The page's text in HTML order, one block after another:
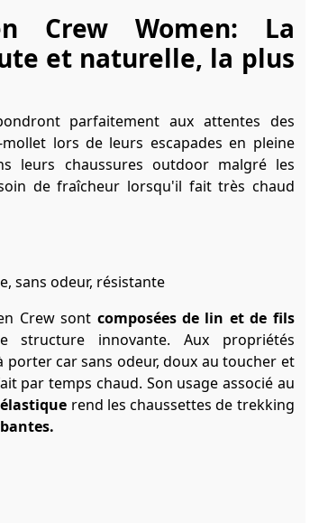
Crew Women: La
et naturelle, la plus
parfaitement aux attentes des
lors de leurs escapades en pleine
leurs chaussures outdoor malgré les
de fraîcheur lorsqu'il fait très chaud
Crew sont composées de lin et de fils
structure innovante. Aux propriétés
car sans odeur, doux au toucher et
par temps chaud. Son usage associé au
rend les chaussettes de trekking